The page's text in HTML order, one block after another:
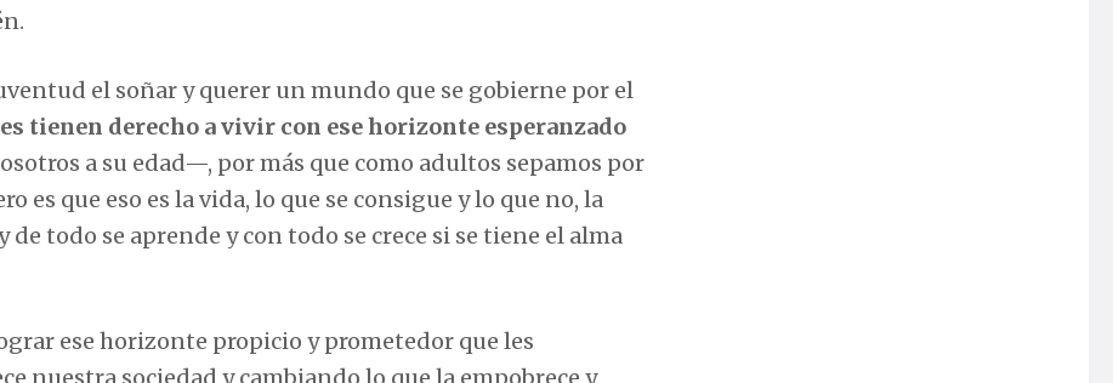
el soñar y querer un mundo que se gobierne por el
tienen derecho a vivir con ese horizonte esperanzado
a su edad—, por más que como adultos sepamos por
es que eso es la vida, lo que se consigue y lo que no, la
todo se aprende y con todo se crece si se tiene el alma
ese horizonte propicio y prometedor que les